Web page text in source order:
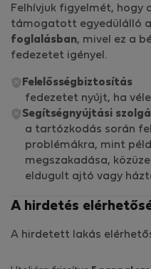
Felhívjuk figyelmét, hogy
támogatott egyedülálló
foglalásban, mivel ez a
fedezetet igényel.
Felelősségbiztosítás
fedezetet nyújt, ha
Segítségnyújtási
a tartózkodás során
problémákra, mint
megszakadása,
eldugult ajtó vagy
A hirdetés
A hirdetett lakás